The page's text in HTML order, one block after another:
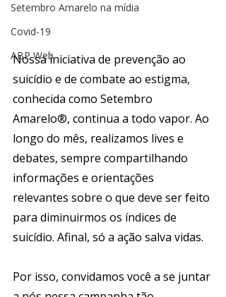
Setembro Amarelo na mídia
Covid-19
ABP Web
Nossa iniciativa de prevenção ao
suicídio e de combate ao estigma,
conhecida como Setembro
Amarelo®, continua a todo vapor. Ao
longo do mês, realizamos lives e
debates, sempre compartilhando
informações e orientações
relevantes sobre o que deve ser feito
para diminuirmos os índices de
suicídio. Afinal, só a ação salva vidas.
Por isso, convidamos você a se juntar